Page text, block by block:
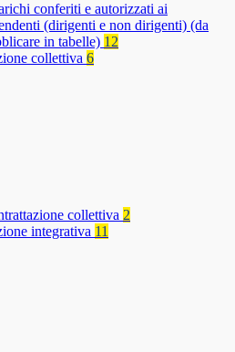
conferiti e autorizzati ai
(dirigenti e non dirigenti) (da
in tabelle) 12
collettiva 6
collettiva 2
integrativa 11